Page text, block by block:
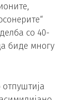
со 40-
биде многу